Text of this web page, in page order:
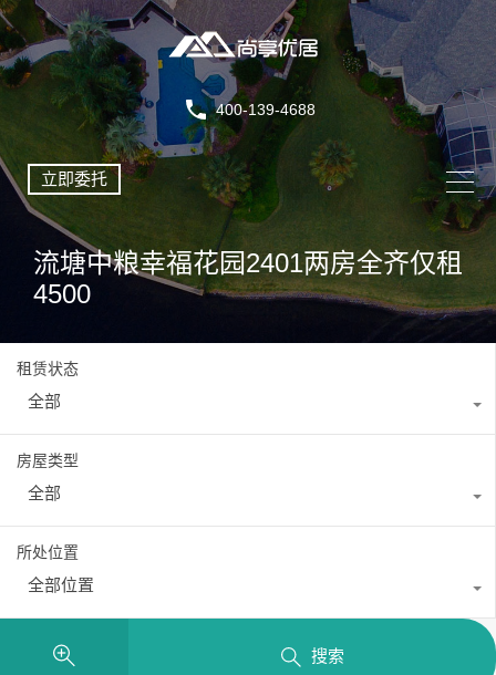
400-139-4688
立即委托
流塘中粮幸福花园2401两房全齐仅租
4500
租赁状态
全部
房屋类型
全部
所处位置
全部位置
搜索